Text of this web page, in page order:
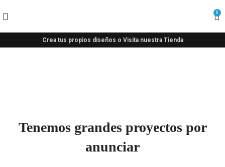
0
Crea tus propios diseños o Visita nuestra Tienda
Tenemos grandes proyectos por
anunciar